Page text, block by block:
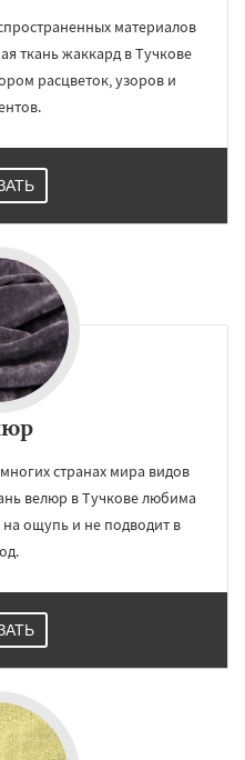
материалов
ткань жаккард в Тучкове
расцветок, узоров и
странах мира видов
велюр в Тучкове любима
ощупь и не подводит в